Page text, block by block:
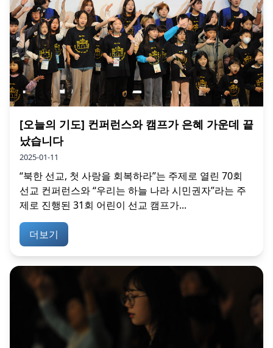
[오늘의 기도] 컨퍼런스와 캠프가 은혜 가운데 끝
났습니다
2025-01-11
“북한 선교, 첫 사랑을 회복하라”는 주제로 열린 70회
선교 컨퍼런스와 “우리는 하늘 나라 시민권자”라는 주
제로 진행된 31회 어린이 선교 캠프가...
더보기